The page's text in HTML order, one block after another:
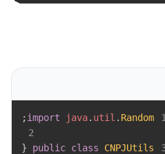
1
import java. util . Random
;
2
public class CNPJUtils
{